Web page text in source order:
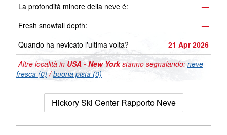
La profondità minore della neve é:
—
Fresh snowfall depth:
—
Quando ha nevicato l'ultima volta?
21 Apr 2026
Altre località in USA - New Yorkstanno segnalando: neve
fresca (0)/buona pista (0)
Hickory Ski Center Rapporto Neve